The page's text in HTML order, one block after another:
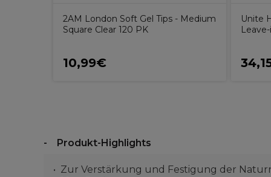
2AM London Soft Gel Tips - Medium
Square Clear 120 PK
10,99€
Unite
Produkt-Highlights
Zur Verstärkung und Festigung der